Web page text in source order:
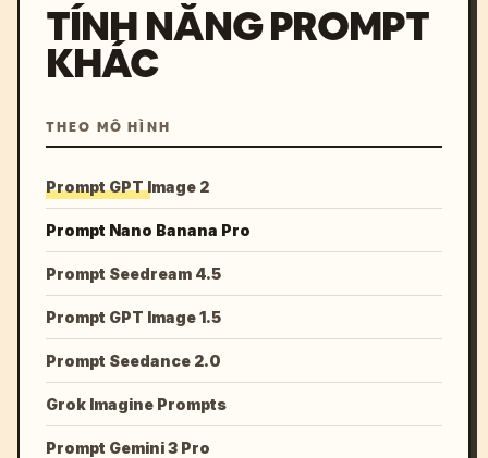
TÍNH NĂNG PROMPT
KHÁC
THEO MÔ HÌNH
Prompt GPT Image 2
Prompt Nano Banana Pro
Prompt Seedream 4.5
Prompt GPT Image 1.5
Prompt Seedance 2.0
Grok Imagine Prompts
Prompt Gemini 3 Pro